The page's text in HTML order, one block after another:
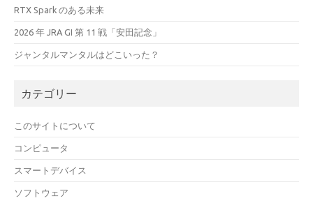
RTX Spark のある未来
2026 年 JRA GI 第 11 戦「安田記念」
ジャンタルマンタルはどこいった？
カテゴリー
このサイトについて
コンピュータ
スマートデバイス
ソフトウェア